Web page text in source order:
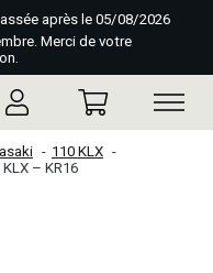
après le 05/08/2026
Merci de votre
110 KLX
– KR16